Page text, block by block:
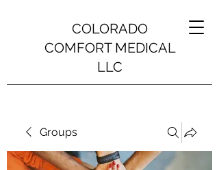
COLORADO
COMFORT MEDICAL
LLC
Groups